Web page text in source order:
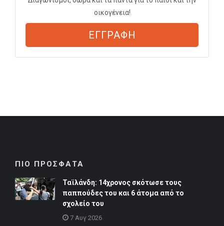
οικογένεια!
ΕΓΓΡΑΦΗ
ΠΙΟ ΠΡΟΣΦΑΤΑ
Ταϊλάνδη: 14χρονος σκότωσε τους
παππούδες του και 6 άτομα από το
σχολείο του
7 Αυγ 2026